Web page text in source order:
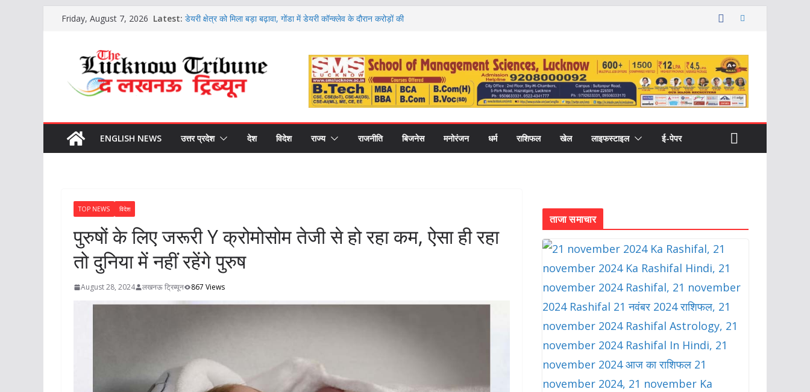
Skip
content
Friday, August 7, 2026 Latest: श्री लाल बहादुर शास्त्री डिग्री कॉलेज में नवप्रवेशी छात्रों का भव्य स्वागत,
योजनाओं का लाभ, पशुपालकों को बांटे गए स्वीकृति पत्र और डेमो चेक
7 अगस्त 2026 राशिफल: किन राशियों की चमकेगी किस्मत और किसे रहना होगा
सावधान? पढ़ें सभी 12 राशियों का हाल
गोण्डा में पिछड़ा वर्ग आरक्षण पर मंथन, आयोग ने जनप्रतिनिधियों से लिए सुझाव,
समग्र शिक्षा और कौशल विकास पर मंथन
ENGLISH NEWS
उत्तर प्रदेश देश विदेश राज्य राजनीति बिजनेस मनोरंजन धर्म राशिफल खेल लाइफस्टाइल ई-पेपर
TOP NEWS विदेश
पुरुषों के लिए जरूरी Y क्रोमोसोम तेजी से हो रहा कम, ऐसा ही रहा
तो दुनिया में नहीं रहेंगे पुरुष
August 28, 2024 लखनऊ ट्रिब्यून 867 Views
ताजा समाचार